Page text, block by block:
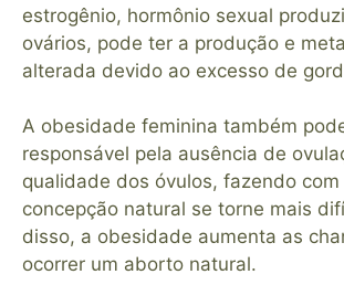
estrogênio, hormônio sexual
ovários, pode ter a produção e
alterada devido ao excesso de
A obesidade feminina também
responsável pela ausência de
qualidade dos óvulos, fazendo com
concepção natural se torne mais
disso, a obesidade aumenta as
ocorrer um aborto natural.